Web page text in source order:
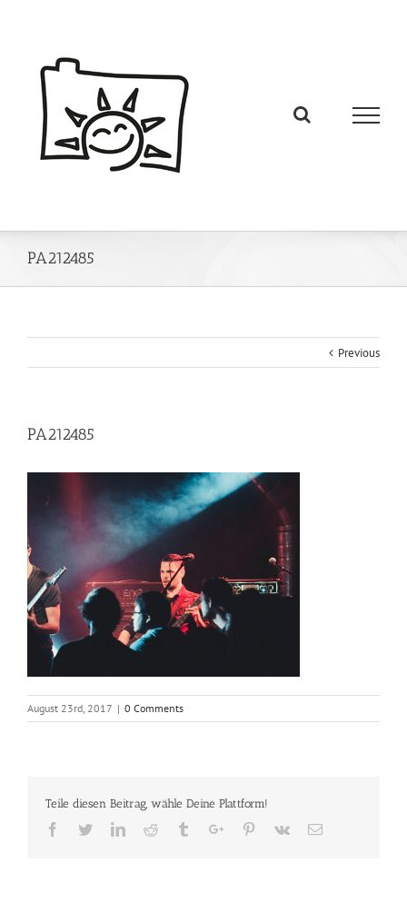
PA212485
Previous
PA212485
August 23rd, 2017 | 0 Comments
Teile diesen Beitrag, wähle Deine Plattform!
Facebook
TwitterLinkedinReddit TumblrGoogle+Pinterest
Vk Email